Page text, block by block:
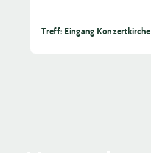
Treff: Eingang Konzertkirche